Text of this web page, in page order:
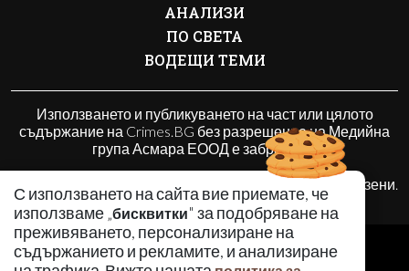
С използването на сайта вие приемате, че
използваме „бисквитки" за подобряване на
преживяването, персонализиране на
съдържанието и рекламите, и анализиране
АНАЛИЗИ
ПО СВЕТА
ВОДЕЩИ ТЕМИ
Използването и публикуването на част или цялото
съдържание на Crimes.BG без разрешение на Медийна
група Асмара ЕООД е забранено.
© 2010 - 2026 | Crimes.BG. Всички права запазени.
РЕКЛАМА
КОНТАКТИ